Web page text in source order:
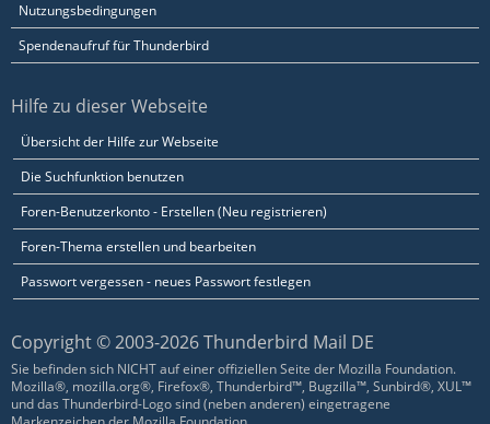
Nutzungsbedingungen
Spendenaufruf für Thunderbird
Hilfe zu dieser Webseite
Übersicht der Hilfe zur Webseite
Die Suchfunktion benutzen
Foren-Benutzerkonto - Erstellen (Neu registrieren)
Foren-Thema erstellen und bearbeiten
Passwort vergessen - neues Passwort festlegen
Copyright © 2003-2026 Thunderbird Mail DE
Sie befinden sich NICHT auf einer offiziellen Seite der Mozilla Foundation.
Mozilla®, mozilla.org®, Firefox®, Thunderbird™, Bugzilla™, Sunbird®, XUL™
und das Thunderbird-Logo sind (neben anderen) eingetragene